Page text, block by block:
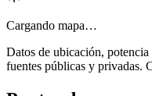
Cargando mapa…
Datos de ubicación,
fuentes públicas y privadas.